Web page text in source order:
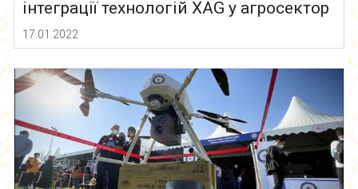
інтеграції технологій XAG у агросектор
17.01.2022